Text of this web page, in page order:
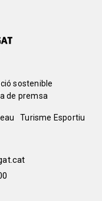
sostenible
de premsa
Turisme Esportiu